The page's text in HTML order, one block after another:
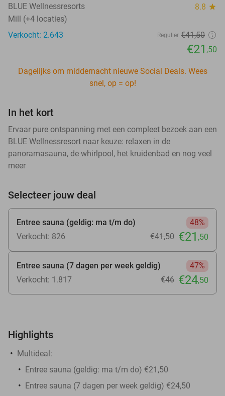
BLUE Wellnessresorts 8.8 star
Mill (+4 locaties)
Verkocht: 2.643
Regulier €41,50
€21 ,50
Dagelijks om middernacht nieuwe Social Deals. Wees
snel, op = op!
In het kort
Ervaar pure ontspanning met een compleet bezoek aan een
BLUE Wellnessresort naar keuze: relaxen in de
panoramasauna, de whirlpool, het kruidenbad en nog veel
meer
Selecteer jouw deal
Entree sauna (geldig: ma t/m do)
48%
Verkocht: 826
€41,50 €21 ,50
Entree sauna (7 dagen per week geldig)
47%
Verkocht: 1.817
€46 €24,50
Highlights
Multideal:
Entree sauna (geldig: ma t/m do) €21,50
Entree sauna (7 dagen per week geldig) €24,50